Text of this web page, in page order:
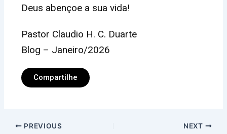
Deus abençoe a sua vida!
Pastor Claudio H. C. Duarte
Blog – Janeiro/2026
Compartilhe
PREVIOUS NEXT